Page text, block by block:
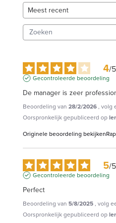
4/5
Gecontroleerde beoordeling
De manager is zeer
Beoordeling van 28/2/2026, volg
Oorspronkelijk gepubliceerd op
Originele beoordeling bekijken
5/5
Gecontroleerde beoordeling
Perfect
Beoordeling van 5/8/2025, volg
Oorspronkelijk gepubliceerd op